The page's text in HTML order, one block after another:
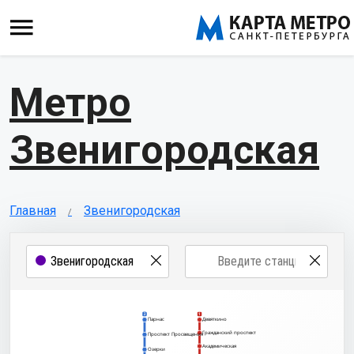
Метро
Звенигородская
Главная Звенигородская
2 1
Озерки
Проспект Просвещения
Парнас
Академическая
Гражданский проспект
Девяткино